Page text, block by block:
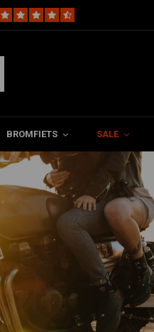
BROMFIETS SALE